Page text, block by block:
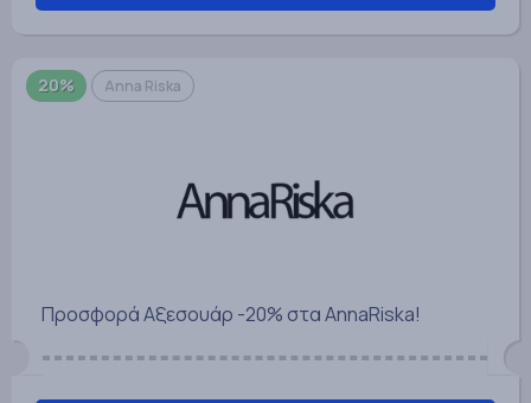
20% Anna Riska
Προσφορά Αξεσουάρ -20% στα AnnaRiska!